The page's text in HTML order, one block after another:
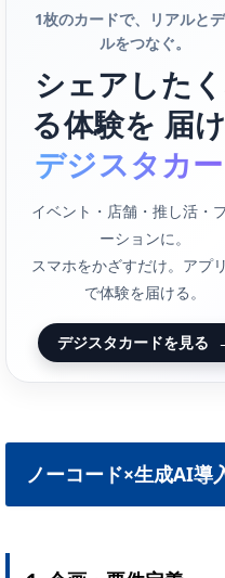
1枚のカードで、リアルと
ルをつなぐ。
シェアした
る体験を 届
デジスタカ
イベント・店舗・推し活・
ーションに。
スマホをかざすだけ。アプ
で体験を届ける。
デジスタカードを見る
ノーコード×生成AI導